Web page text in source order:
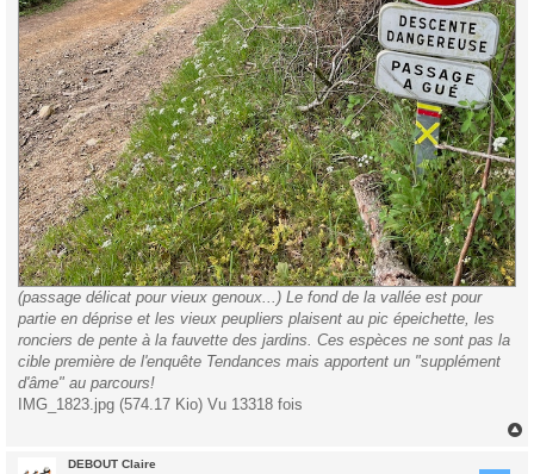
(passage délicat pour vieux genoux...) Le fond de la vallée est pour
partie en déprise et les vieux peupliers plaisent au pic épeichette, les
ronciers de pente à la fauvette des jardins. Ces espèces ne sont pas la
cible première de l'enquête Tendances mais apportent un "supplément
d'âme" au parcours!
IMG_1823.jpg (574.17 Kio) Vu 13318 fois
DEBOUT Claire